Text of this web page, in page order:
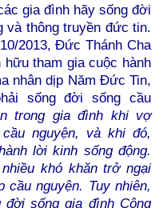
gia đình hãy sống đời
và thông truyền đức tin.
2013, Đức Thánh Cha
hữu tham gia cuộc hành
nhân dịp Năm Đức Tin,
sống đời sống cầu
trong gia đình khi vợ
nguyện, và khi đó,
lời kinh sống động.
khó khăn trở ngại
cầu nguyện. Tuy nhiên,
sống gia đình Công